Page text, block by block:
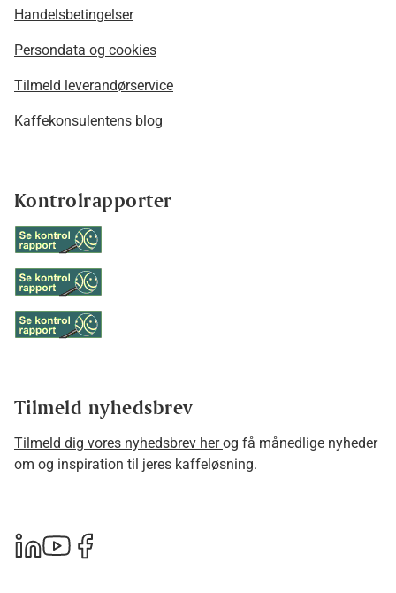
Handelsbetingelser
Persondata og cookies
Tilmeld leverandørservice
Kaffekonsulentens blog
Kontrolrapporter
Tilmeld nyhedsbrev
Tilmeld dig vores nyhedsbrev herog få månedlige nyheder
om og inspiration til jeres kaffeløsning.